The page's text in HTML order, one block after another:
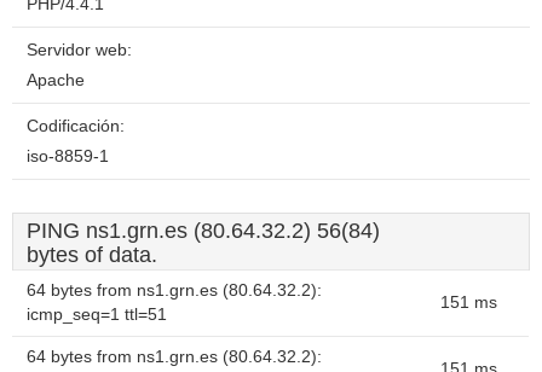
PHP/4.4.1
Servidor web:
Apache
Codificación:
iso-8859-1
PING ns1.grn.es (80.64.32.2) 56(84)
bytes of data.
64 bytes from ns1.grn.es (80.64.32.2):
icmp_seq=1 ttl=51
151 ms
64 bytes from ns1.grn.es (80.64.32.2):